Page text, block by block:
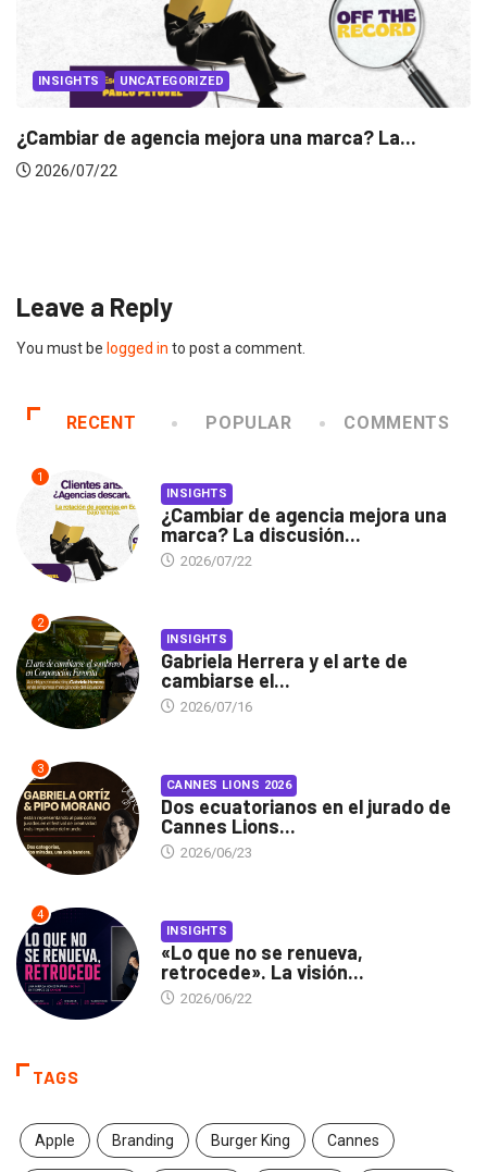
La... INSIGHTS
Leave a Reply
You must be logged in to post a comment.
RECENT POPULAR COMMENTS
1
INSIGHTS
¿Cambiar de agencia mejora una
marca? La discusión...
2026/07/22
2
INSIGHTS
Gabriela Herrera y el arte de
cambiarse el...
2026/07/16
3
CANNES LIONS 2026
Dos ecuatorianos en el jurado de
Cannes Lions...
2026/06/23
4
INSIGHTS
«Lo que no se renueva,
retrocede». La visión...
2026/06/22
TAGS
Apple Branding Burger King Cannes